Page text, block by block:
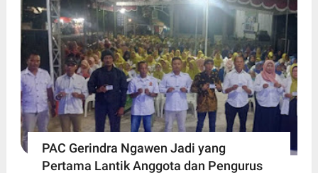
PAC Gerindra Ngawen Jadi yang
Pertama Lantik Anggota dan Pengurus